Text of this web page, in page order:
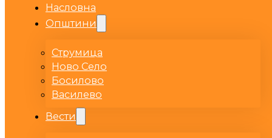
Насловна
Општини
Струмица
Ново Село
Босилово
Василево
Вести